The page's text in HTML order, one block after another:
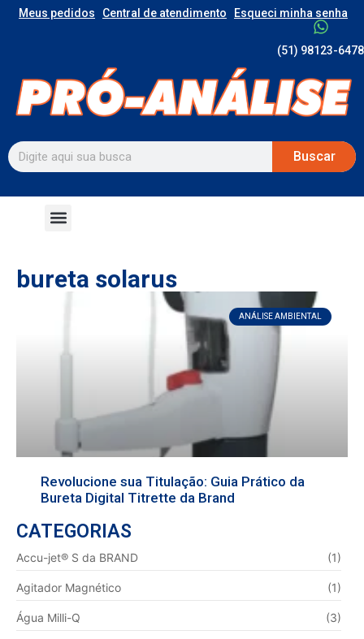
Meus pedidos Central de atendimento Esqueci minha senha
(51) 98123-6478
Buscar
bureta solarus
ANÁLISE AMBIENTAL
Revolucione sua Titulação: Guia Prático da
Bureta Digital Titrette da Brand
CATEGORIAS
Accu-jet® S da BRAND (1)
Agitador Magnético (1)
Água Milli-Q (3)